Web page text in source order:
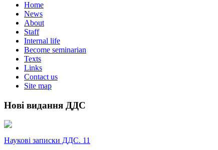
Home
News
About
Staff
Internal life
Become seminarian
Texts
Links
Contact us
Site map
Нові видання ДДС
Наукові записки ДДС. 11